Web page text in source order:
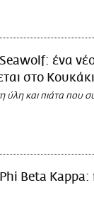
Seawolf: ένα
στο Κουκάκι
ύλη και πιάτα που
Phi Beta